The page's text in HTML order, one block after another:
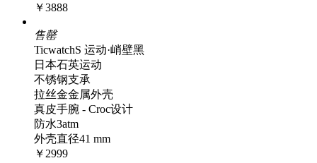
￥3888
售罄
TicwatchS 运动·峭壁黑
日本石英运动
不锈钢支承
拉丝金金属外壳
真皮手腕 - Croc设计
防水3atm
外壳直径41 mm
￥2999